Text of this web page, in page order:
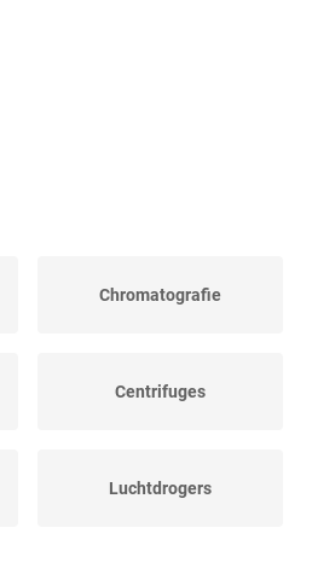
Chromatografie
Centrifuges
Luchtdrogers